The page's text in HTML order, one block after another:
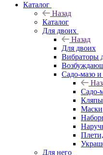
Каталог
Назад
Каталог
Для двоих
Назад
Для двоих
Вибраторы
Садо-мазо
Садо-
Кляпы
Маски
Для него